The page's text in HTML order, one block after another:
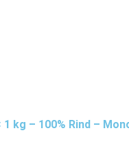
kg – 100% Rind –